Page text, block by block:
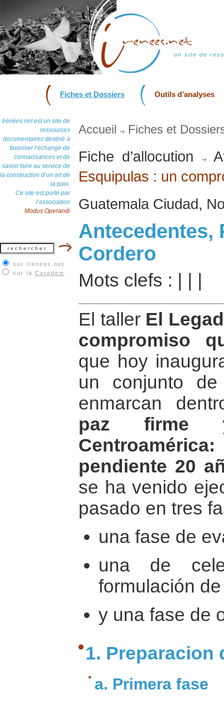
un site de
Fiches et Dossiers Outils d’analyses
Irénées.net est un site de
ressources
documentaires destiné à
favoriser l’échange de
connaissances et de
savoir faire au service de
la construction d’un art de
la paix.
Ce site est porté par
l’association
Modus Operandi
sur irenees.net
sur la Coredem
Accueil Fiches et
Fiche d’allocution
Esquipulas : un
Guatemala Ciudad,
Antecedentes,
Cordero
Mots clefs :
El taller El
compromiso
que hoy
un conjunto
enmarcan
paz firme
pendiente 20
se ha venido
pasado en tres
una fase de
una de
formulación
y una fase de
1. Preparacion
a. Primera fase